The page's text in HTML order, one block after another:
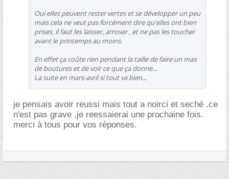
Oui elles peuvent rester vertes et se développer un peu
mais cela ne veut pas forcément dire qu'elles ont bien
prises, il faut les laisser, arroser , et ne pas les toucher
avant le printemps au moins.
En effet ça coûte rien pendant la taille de faire un max
de boutures et de voir ce que ça donne...
La suite en mars-avril si tout va bien...
je pensais avoir reussi mais tout a noirci et seché .ce
n'est pas grave ,je reessaierai une prochaine fois.
merci à tous pour vos réponses.